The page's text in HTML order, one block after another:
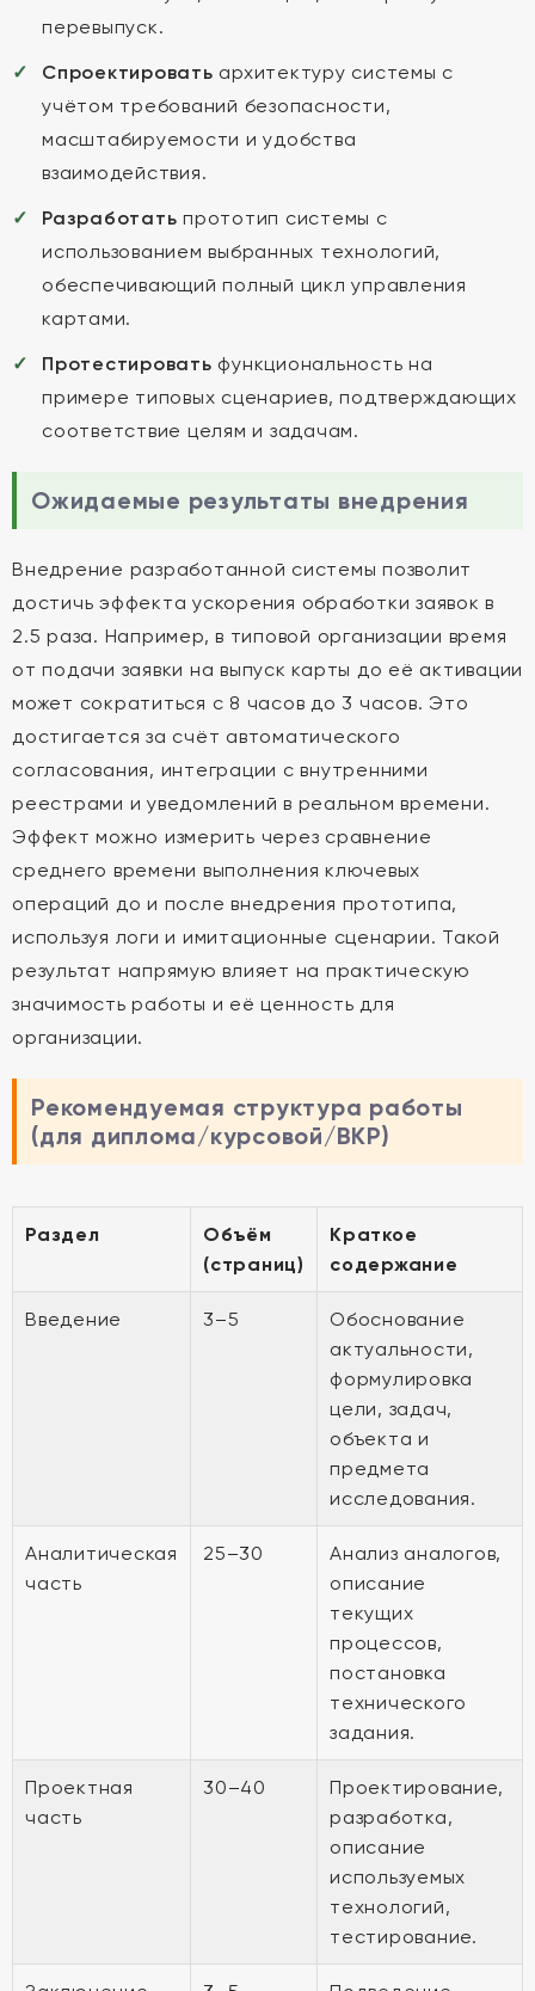
перевыпуск.
Спроектировать архитектуру системы с
учётом требований безопасности,
масштабируемости и удобства
взаимодействия.
Разработать прототип системы с
использованием выбранных технологий,
обеспечивающий полный цикл управления
картами.
Протестировать функциональность на
примере типовых сценариев, подтверждающих
соответствие целям и задачам.
Ожидаемые результаты внедрения
Внедрение разработанной системы позволит
достичь эффекта ускорения обработки заявок в
2.5 раза. Например, в типовой организации время
от подачи заявки на выпуск карты до её активации
может сократиться с 8 часов до 3 часов. Это
достигается за счёт автоматического
согласования, интеграции с внутренними
реестрами и уведомлений в реальном времени.
Эффект можно измерить через сравнение
среднего времени выполнения ключевых
операций до и после внедрения прототипа,
используя логи и имитационные сценарии. Такой
результат напрямую влияет на практическую
значимость работы и её ценность для
организации.
Рекомендуемая структура работы
(для диплома/курсовой/ВКР)
Раздел
Объём
(страниц)
Краткое
содержание
Введение 3–5
Обоснование
актуальности,
формулировка
цели, задач,
объекта и
предмета
исследования.
Аналитическая
часть
25–30
Анализ аналогов,
описание
текущих
процессов,
постановка
технического
задания.
Проектная
часть
30–40
Проектирование,
разработка,
описание
используемых
технологий,
тестирование.